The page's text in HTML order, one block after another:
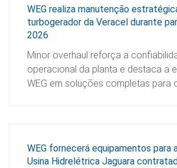
WEG realiza manutenção
turbogerador da Veracel durante
2026
Minor overhaul reforça a
operacional da planta e destaca a
WEG em soluções completas para
WEG fornecerá equipamentos para
Usina Hidrelétrica Jaguara